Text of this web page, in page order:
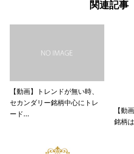
関連記事
【動画】トレンドが無い時、
セカンダリー銘柄中心にトレ
ード...
【動
銘柄